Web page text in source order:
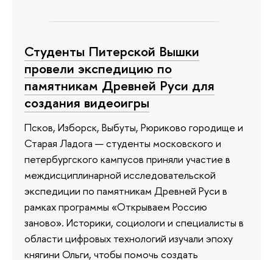
Студенты Питерской Вышки
провели экспедицию по
памятникам Древней Руси для
создания видеоигры
Псков, Изборск, Выбуты, Рюриково городище и
Старая Ладога — студенты московского и
петербургского кампусов приняли участие в
междисциплинарной исследовательской
экспедиции по памятникам Древней Руси в
рамках программы «Открываем Россию
заново». Историки, социологи и специалисты в
области цифровых технологий изучали эпоху
княгини Ольги, чтобы помочь создать